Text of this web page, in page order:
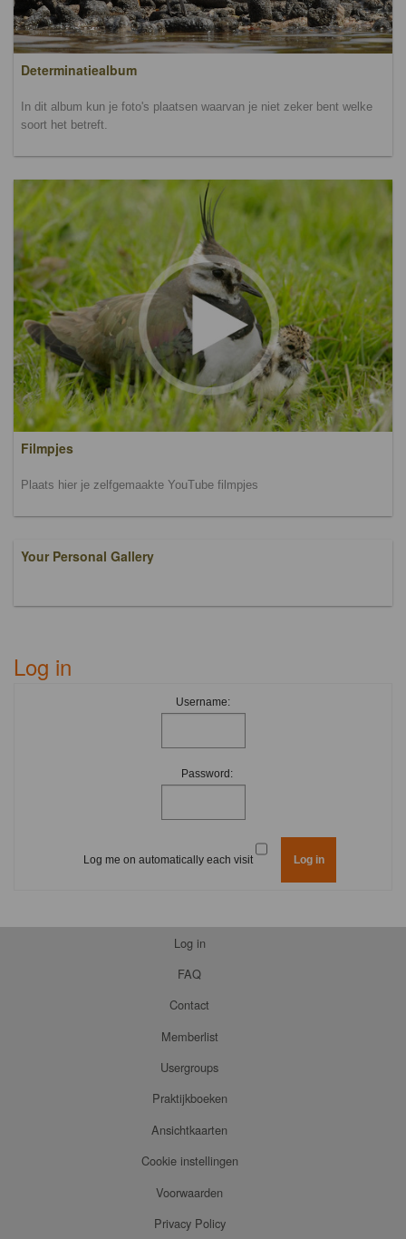
Determinatiealbum
In dit album kun je foto's plaatsen waarvan je niet zeker bent welke
soort het betreft.
Filmpjes
Plaats hier je zelfgemaakte YouTube filmpjes
Your Personal Gallery
Log in
Username:
Password:
Log me on automatically each visit
Log in
FAQ
Contact
Memberlist
Usergroups
Praktijkboeken
Ansichtkaarten
Cookie instellingen
Voorwaarden
Privacy Policy